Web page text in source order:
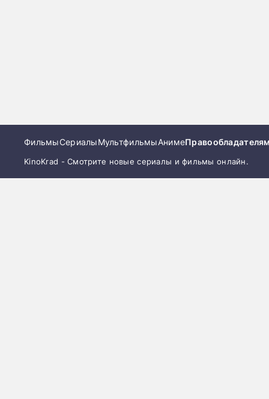
ФильмыСериалыМультфильмыАниме
KinoKrad - Смотрите новые сериалы и фильмы онлайн.